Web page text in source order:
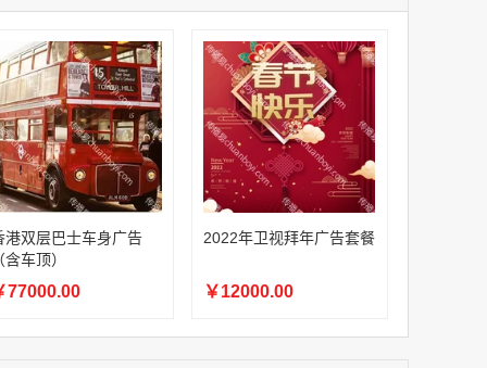
￥27600.00
香港双层巴士车身广告（含车顶）
港双层巴士车身广告
含车顶）
77000.00
2022年卫视拜年广告套餐
￥12000.00